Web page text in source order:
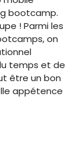
bootcamp.
! Parmi les
on
temps et de
être un bon
appétence